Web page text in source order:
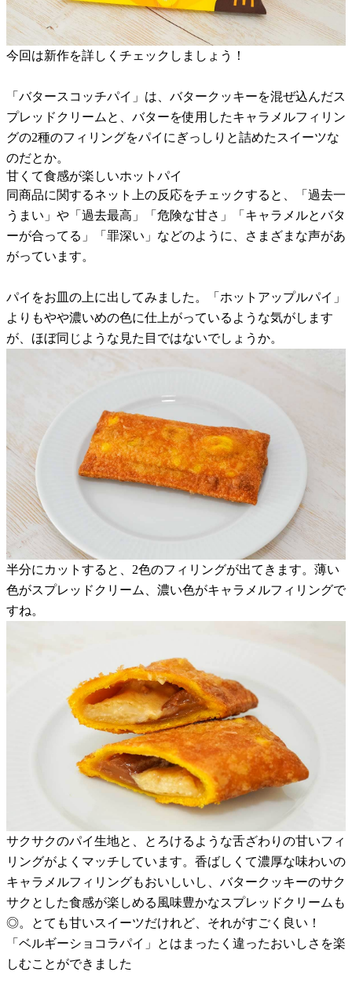
今回は新作を詳しくチェックしましょう！
「バタースコッチパイ」は、バタークッキーを混ぜ込んだス
プレッドクリームと、バターを使用したキャラメルフィリン
グの2種のフィリングをパイにぎっしりと詰めたスイーツな
のだとか。
甘くて食感が楽しいホットパイ
同商品に関するネット上の反応をチェックすると、「過去一
うまい」や「過去最高」「危険な甘さ」「キャラメルとバタ
ーが合ってる」「罪深い」などのように、さまざまな声があ
がっています。
パイをお皿の上に出してみました。「ホットアップルパイ」
よりもやや濃いめの色に仕上がっているような気がします
が、ほぼ同じような見た目ではないでしょうか。
半分にカットすると、2色のフィリングが出てきます。薄い
色がスプレッドクリーム、濃い色がキャラメルフィリングで
すね。
サクサクのパイ生地と、とろけるような舌ざわりの甘いフィ
リングがよくマッチしています。香ばしくて濃厚な味わいの
キャラメルフィリングもおいしいし、バタークッキーのサク
サクとした食感が楽しめる風味豊かなスプレッドクリームも
◎。とても甘いスイーツだけれど、それがすごく良い！
「ベルギーショコラパイ」とはまったく違ったおいしさを楽
しむことができました